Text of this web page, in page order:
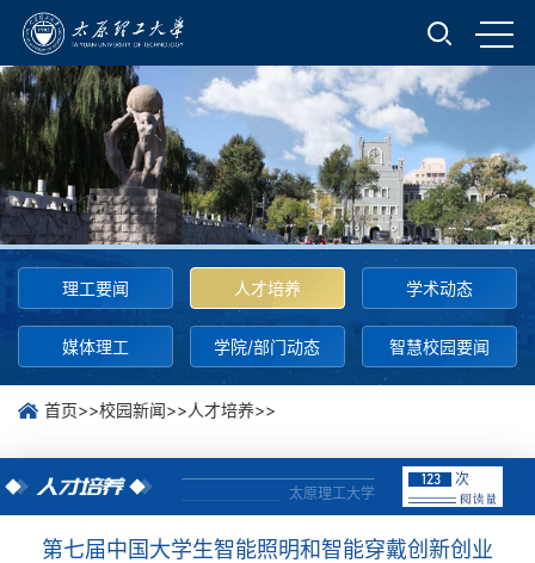
理工要闻 人才培养 学术动态
媒体理工 学院/部门动态 智慧校园要闻
首页>>校园新闻>>人才培养>>
人才培养 太原理工大学
123 次
第七届中国大学生智能照明和智能穿戴创新创业